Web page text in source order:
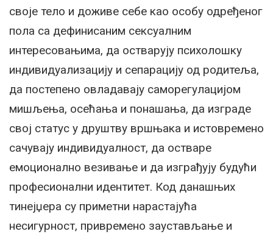
своје тело и доживе себе као особу одређеног
пола са дефинисаним сексуалним
интересовањима, да остварују психолошку
индивидуализацију и сепарацију од родитеља,
да постепено овладавају саморегулацијом
мишљења, осећања и понашања, да изграде
свој статус у друштву вршњака и истовремено
сачувају индивидуалност, да остваре
емоционално везивање и да изграђују будући
професионални идентитет. Код данашњих
тинејџера су приметни нарастајућа
несигурност, привремено заустављање и